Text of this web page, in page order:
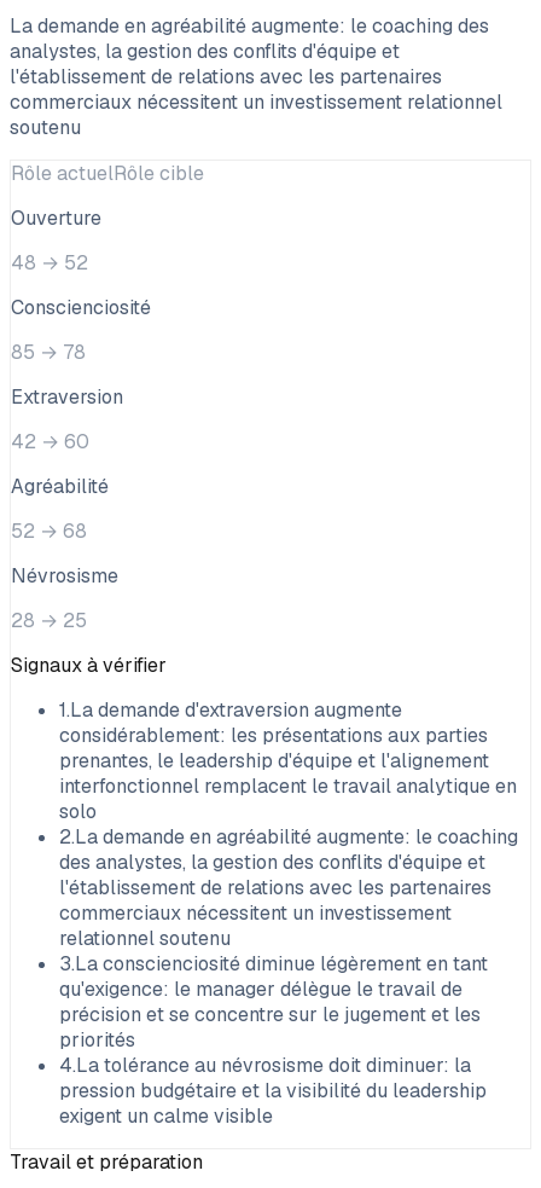
La demande en agréabilité augmente: le coaching des
analystes, la gestion des conflits d'équipe et
l'établissement de relations avec les partenaires
commerciaux nécessitent un investissement relationnel
soutenu
Rôle actuelRôle cible
Ouverture
48 → 52
Conscienciosité
85 → 78
Extraversion
42 → 60
Agréabilité
52 → 68
Névrosisme
28 → 25
Signaux à vérifier
1.La demande d'extraversion augmente
considérablement: les présentations aux parties
prenantes, le leadership d'équipe et l'alignement
interfonctionnel remplacent le travail analytique en
solo
2.La demande en agréabilité augmente: le coaching
des analystes, la gestion des conflits d'équipe et
l'établissement de relations avec les partenaires
commerciaux nécessitent un investissement
relationnel soutenu
3.La conscienciosité diminue légèrement en tant
qu'exigence: le manager délègue le travail de
précision et se concentre sur le jugement et les
priorités
4.La tolérance au névrosisme doit diminuer: la
pression budgétaire et la visibilité du leadership
exigent un calme visible
Travail et préparation